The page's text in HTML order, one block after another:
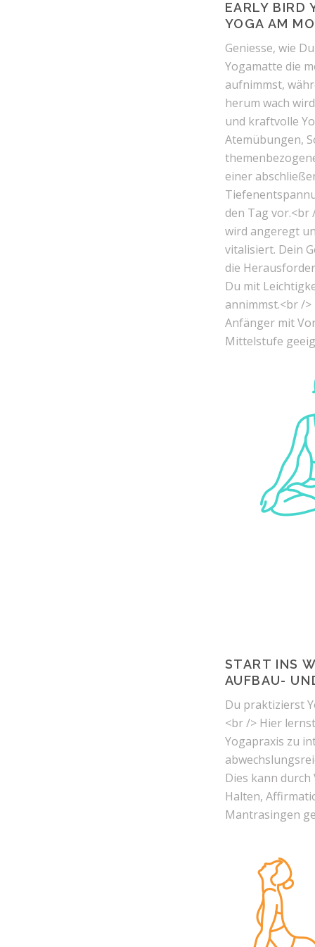
EARLY BIRD
YOGA AM
Geniesse, wie
Yogamatte die
aufnimmst,
herum wach
und kraftvolle
Atemübungen,
einer
den Tag vor.<br
wird angeregt
vitalisiert. Dein
die
Du mit
annimmst.<br /
Anfänger mit
Mittelstufe
START INS
AUFBAU-
Du praktizierst
<br /> Hier
Yogapraxis zu
Dies kann
Halten,
Mantrasingen